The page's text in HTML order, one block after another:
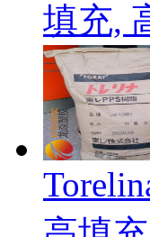
填充,